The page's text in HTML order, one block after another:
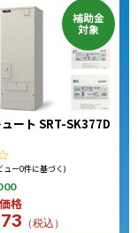
補助金
対象
ート SRT-SK377D
ー0件に基づく)
格
（税込）